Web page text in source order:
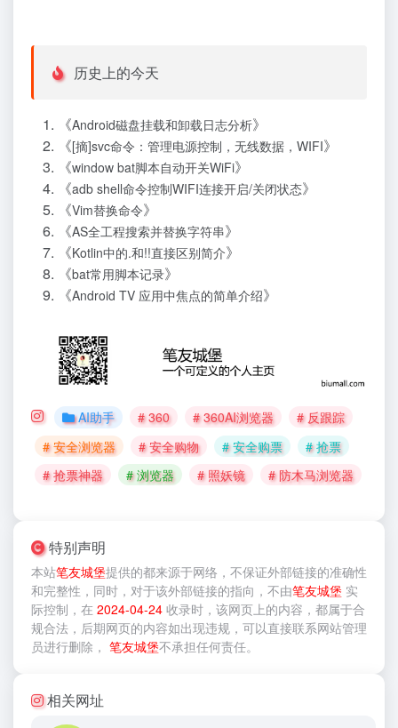
历史上的今天
《Android磁盘挂载和卸载日志分析》
《[摘]svc命令：管理电源控制，无线数据，WIFI》
《window bat脚本自动开关WiFi》
《adb shell命令控制WIFI连接开启/关闭状态》
《Vim替换命令》
《AS全工程搜索并替换字符串》
《Kotlin中的.和!!直接区别简介》
《bat常用脚本记录》
《Android TV 应用中焦点的简单介绍》
AI助手 # 360 # 360AI浏览器
# 反跟踪
# 安全浏览器
# 安全购物 # 安全购票
# 抢票
# 抢票神器
# 浏览器 # 照妖镜 # 防木马浏览器
特别声明
本站笔友城堡提供的都来源于网络，不保证外部链接的准确性
和完整性，同时，对于该外部链接的指向，不由笔友城堡 实
际控制，在 2024-04-24 收录时，该网页上的内容，都属于合
规合法，后期网页的内容如出现违规，可以直接联系网站管理
员进行删除， 笔友城堡不承担任何责任。
相关网址